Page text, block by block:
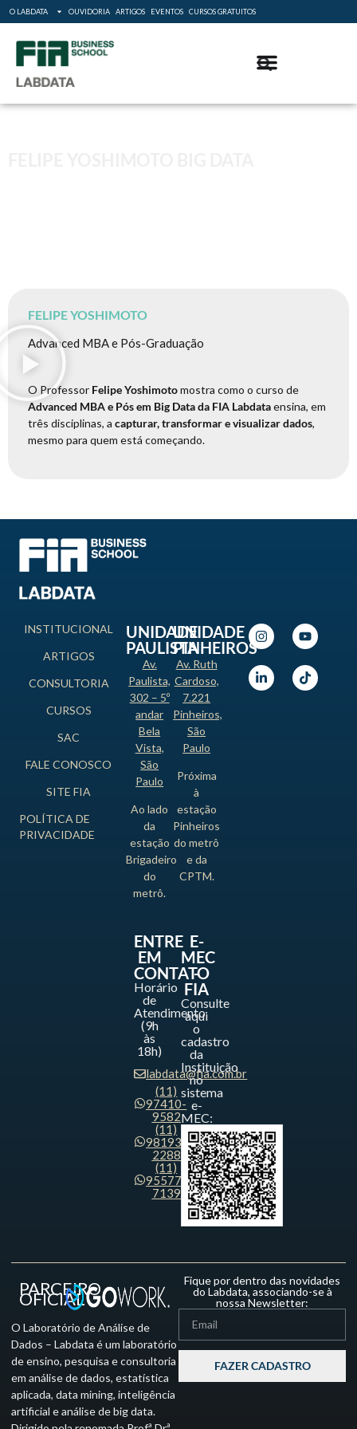
O LABDATA OUVIDORIA ARTIGOS EVENTOS CURSOS GRATUITOS
FELIPE YOSHIMOTO
Advanced MBA e Pós-Graduação
O Professor Felipe Yoshimotomostra como o curso de
Advanced MBA e Pós em Big Data da FIA Labdataensina, em
três disciplinas, a capturar, transformar e visualizar dados,
mesmo para quem está começando.
INSTITUCIONAL
ARTIGOS
CONSULTORIA
CURSOS
SAC
FALE CONOSCO
SITE FIA
POLÍTICA DE
PRIVACIDADE
UNIDADE
PAULISTA
Av.
Paulista,
302 – 5º
andar
Bela
Vista,
São
Paulo
Ao lado
da
estação
Brigadeiro
do
metrô.
UNIDADE
PINHEIROS
Av. Ruth
Cardoso,
7.221
Pinheiros,
São
Paulo
Próxima
à
estação
Pinheiros
do metrô
e da
CPTM.
ENTRE
EM
CONTATO
Horário
de
Atendimento
(9h
às
18h)
labdata@fia.com.br
(11)
97410-
9582
(11)
98193-
2288
(11)
95577-
7139
E-
MEC
-
FIA
Consulte
aqui
o
cadastro
da
Instituição
no
sistema
e-
MEC:
PARCEIRO
OFICIAL
O Laboratório de Análise de
Dados – Labdata é um laboratório
de ensino, pesquisa e consultoria
em análise de dados, estatística
aplicada, data mining, inteligência
artificial e análise de big data.
Fique por dentro das novidades
do Labdata, associando-se à
nossa Newsletter:
FAZER CADASTRO